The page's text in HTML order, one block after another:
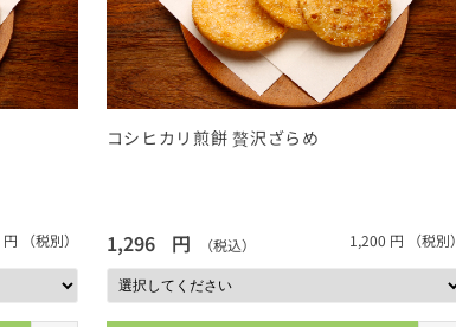
円 （税別）
コシヒカリ煎餅 贅沢ざらめ
1,296 円 （税込） 1,200 円 （税別）